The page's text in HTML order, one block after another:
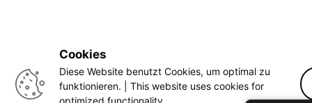
Cookies
Diese Website benutzt Cookies, um optimal zu
funktionieren. | This website uses cookies for
optimized functionality.